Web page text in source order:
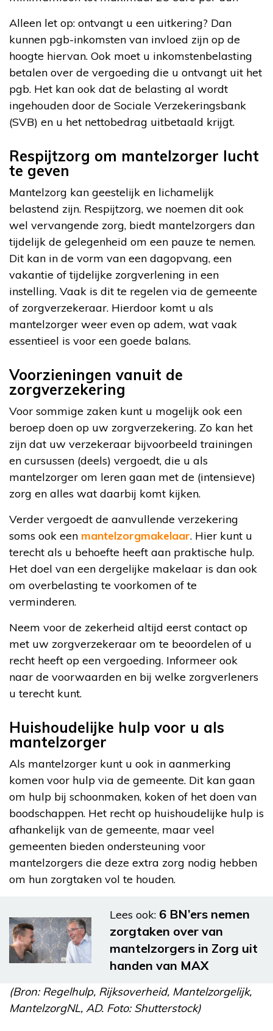
Alleen let op: ontvangt u een uitkering? Dan
kunnen pgb-inkomsten van invloed zijn op de
hoogte hiervan. Ook moet u inkomstenbelasting
betalen over de vergoeding die u ontvangt uit het
pgb. Het kan ook dat de belasting al wordt
ingehouden door de Sociale Verzekeringsbank
(SVB) en u het nettobedrag uitbetaald krijgt.
Respijtzorg om mantelzorger lucht
te geven
Mantelzorg kan geestelijk en lichamelijk
belastend zijn. Respijtzorg, we noemen dit ook
wel vervangende zorg, biedt mantelzorgers dan
tijdelijk de gelegenheid om een pauze te nemen.
Dit kan in de vorm van een dagopvang, een
vakantie of tijdelijke zorgverlening in een
instelling. Vaak is dit te regelen via de gemeente
of zorgverzekeraar. Hierdoor komt u als
mantelzorger weer even op adem, wat vaak
essentieel is voor een goede balans.
Voorzieningen vanuit de
zorgverzekering
Voor sommige zaken kunt u mogelijk ook een
beroep doen op uw zorgverzekering. Zo kan het
zijn dat uw verzekeraar bijvoorbeeld trainingen
en cursussen (deels) vergoedt, die u als
mantelzorger om leren gaan met de (intensieve)
zorg en alles wat daarbij komt kijken.
Verder vergoedt de aanvullende verzekering
soms ook een mantelzorgmakelaar. Hier kunt u
terecht als u behoefte heeft aan praktische hulp.
Het doel van een dergelijke makelaar is dan ook
om overbelasting te voorkomen of te
verminderen.
Neem voor de zekerheid altijd eerst contact op
met uw zorgverzekeraar om te beoordelen of u
recht heeft op een vergoeding. Informeer ook
naar de voorwaarden en bij welke zorgverleners
u terecht kunt.
Huishoudelijke hulp voor u als
mantelzorger
Als mantelzorger kunt u ook in aanmerking
komen voor hulp via de gemeente. Dit kan gaan
om hulp bij schoonmaken, koken of het doen van
boodschappen. Het recht op huishoudelijke hulp is
afhankelijk van de gemeente, maar veel
gemeenten bieden ondersteuning voor
mantelzorgers die deze extra zorg nodig hebben
om hun zorgtaken vol te houden.
Lees ook: 6 BN’ers nemen
zorgtaken over van
mantelzorgers in Zorg uit
handen van MAX
(Bron: Regelhulp, Rijksoverheid, Mantelzorgelijk,
MantelzorgNL, AD. Foto: Shutterstock)